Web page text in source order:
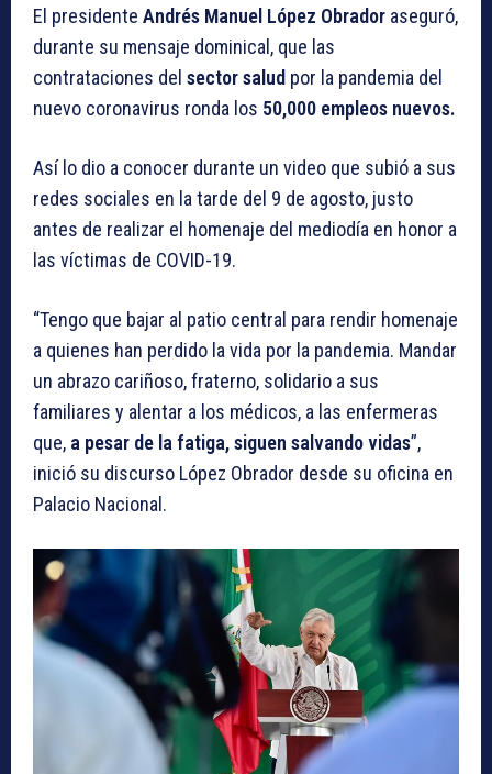
El presidente Andrés Manuel López Obrador aseguró,
durante su mensaje dominical, que las
contrataciones del sector salud por la pandemia del
nuevo coronavirus ronda los 50,000 empleos nuevos.
Así lo dio a conocer durante un video que subió a sus
redes sociales en la tarde del 9 de agosto, justo
antes de realizar el homenaje del mediodía en honor a
las víctimas de COVID-19.
“Tengo que bajar al patio central para rendir homenaje
a quienes han perdido la vida por la pandemia. Mandar
un abrazo cariñoso, fraterno, solidario a sus
familiares y alentar a los médicos, a las enfermeras
que, a pesar de la fatiga, siguen salvando vidas”,
inició su discurso López Obrador desde su oficina en
Palacio Nacional.